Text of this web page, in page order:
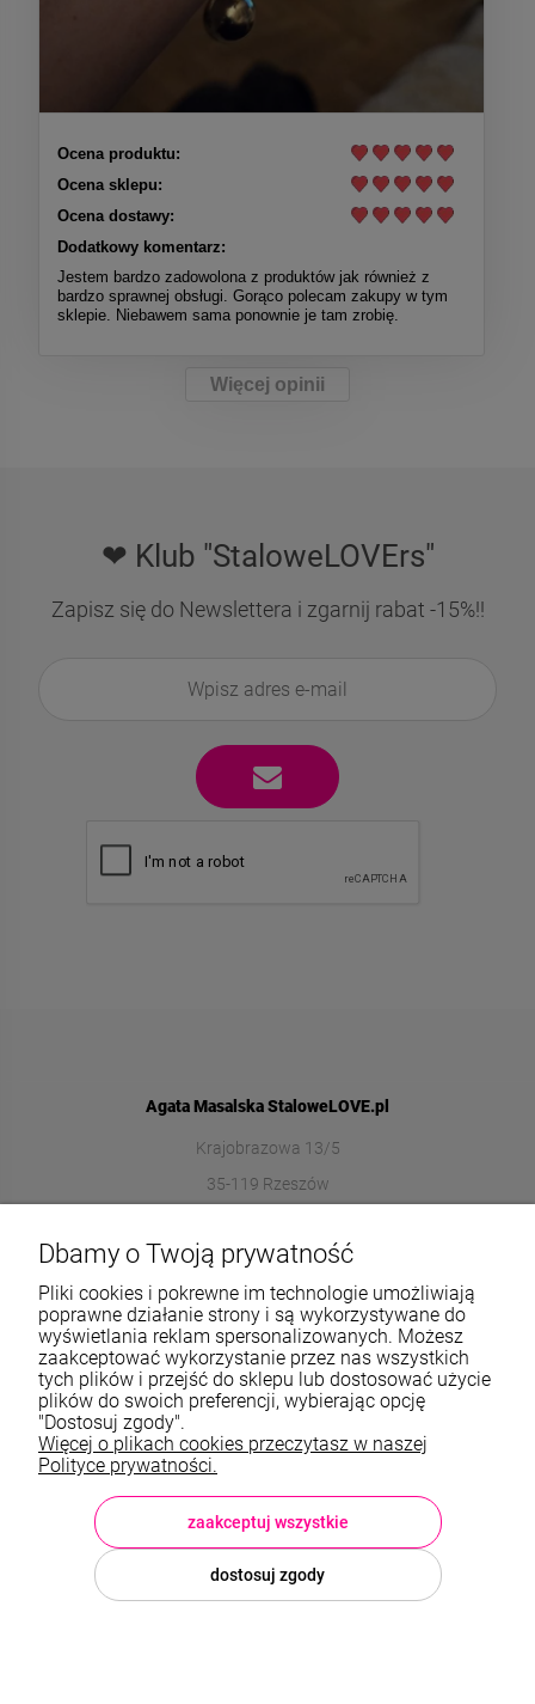
Ocena produktu:
Ocena sklepu:
Ocena dostawy:
Dodatkowy komentarz:
Jestem bardzo zadowolona z produktów jak również z
bardzo sprawnej obsługi. Gorąco polecam zakupy w tym
sklepie. Niebawem sama ponownie je tam zrobię.
Więcej opinii
❤ Klub "StaloweLOVErs"
Zapisz się do Newslettera i zgarnij rabat -15%!!
Agata Masalska StaloweLOVE.pl
Krajobrazowa 13/5
35-119 Rzeszów
572989669
Informacje
O nas
TWOJE KONTO
Sklep: StaloweLOVE, Krajobrazowa 13/5, 35-119 Rzeszów, woj.
podkarpackie, NIP: 8133612433, tel.:572 989 669
sklep@stalowelove.com.pl
Dbamy o Twoją prywatność
Pliki cookies i pokrewne im technologie umożliwiają
poprawne działanie strony i są wykorzystywane do
wyświetlania reklam spersonalizowanych. Możesz
zaakceptować wykorzystanie przez nas wszystkich
tych plików i przejść do sklepu lub dostosować użycie
plików do swoich preferencji, wybierając opcję
"Dostosuj zgody".
Więcej o plikach cookies przeczytasz w naszej
Polityce prywatności.
dostosuj zgody
zaakceptuj wszystkie